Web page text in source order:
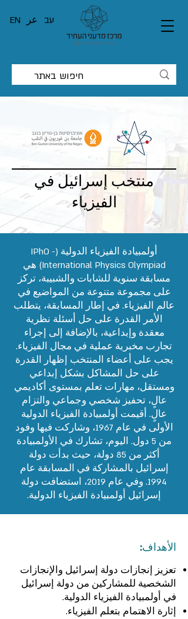
EN عر עב
منتخب إسرائيل في
الفيزياء
أولمبيادة الفيزياء الدولية (IPhO -
International Physics Olympiad) هي
مسابقة سنوية للشابات والشبيبة، تركز
على مجموعة متنوعة من المواضيع في
عالم الفيزياء. في إطار المسابقة، يتطلب
الأمر القدرة على حل أسئلة نظرية
معقدة وإبداعية، بالإضافة إلى إجراء
تجارب مخبرية عملية في مجال الفيزياء.
يجب على أعضاء المنتخب إظهار القدرة
على حل المشاكل بشكل إبداعي
ومستقل، مهارات تعلم بمستوى أكاديمي
عالٍ، تحفيز شخصي وجماعي والتزام
عالٍ. أقيمت أولمبيادة الفيزياء الدولية
الأولى في عام 1967، وشاركت فيها وفود
من 5 دول. اليوم، تشارك في الأولمبيادة
أكثر من 85 دولة، حيث بدأت دولة
إسرائيل بالمشاركة في المسابقة عام
1994. وفي عام 2019، استضافت دولة
إسرائيل أولمبيادة الفيزياء الدولية.
الأهداف:
تعزيز إنجازات دولة إسرائيل والإنجازات
الشخصية للمشاركين من دولة إسرائيل
في أولمبيادة الفيزياء الدولية.‎
إثارة الاهتمام بتعلم الفيزياء.‎